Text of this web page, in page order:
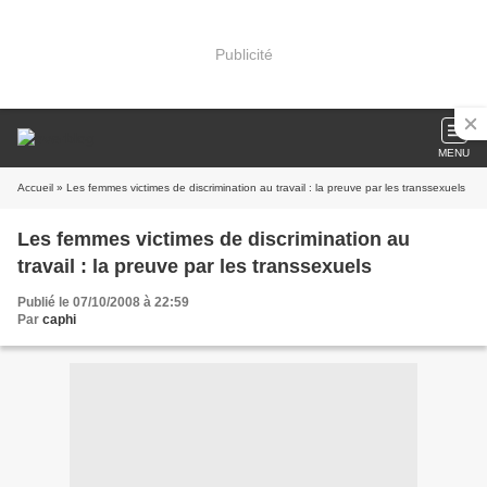
Publicité
MENU
Accueil » Les femmes victimes de discrimination au travail : la preuve par les transsexuels
Les femmes victimes de discrimination au
travail : la preuve par les transsexuels
Publié le 07/10/2008 à 22:59
Par caphi